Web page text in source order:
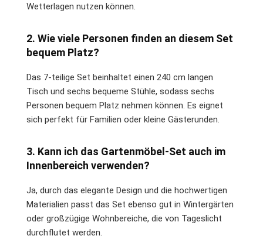
Wetterlagen nutzen können.
2. Wie viele Personen finden an diesem Set
bequem Platz?
Das 7-teilige Set beinhaltet einen 240 cm langen
Tisch und sechs bequeme Stühle, sodass sechs
Personen bequem Platz nehmen können. Es eignet
sich perfekt für Familien oder kleine Gästerunden.
3. Kann ich das Gartenmöbel-Set auch im
Innenbereich verwenden?
Ja, durch das elegante Design und die hochwertigen
Materialien passt das Set ebenso gut in Wintergärten
oder großzügige Wohnbereiche, die von Tageslicht
durchflutet werden.